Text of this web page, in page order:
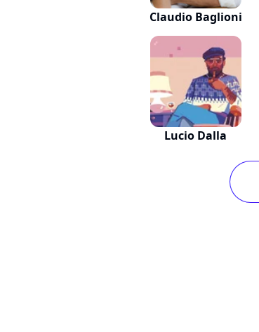
Claudio Baglioni
Lucio Dalla